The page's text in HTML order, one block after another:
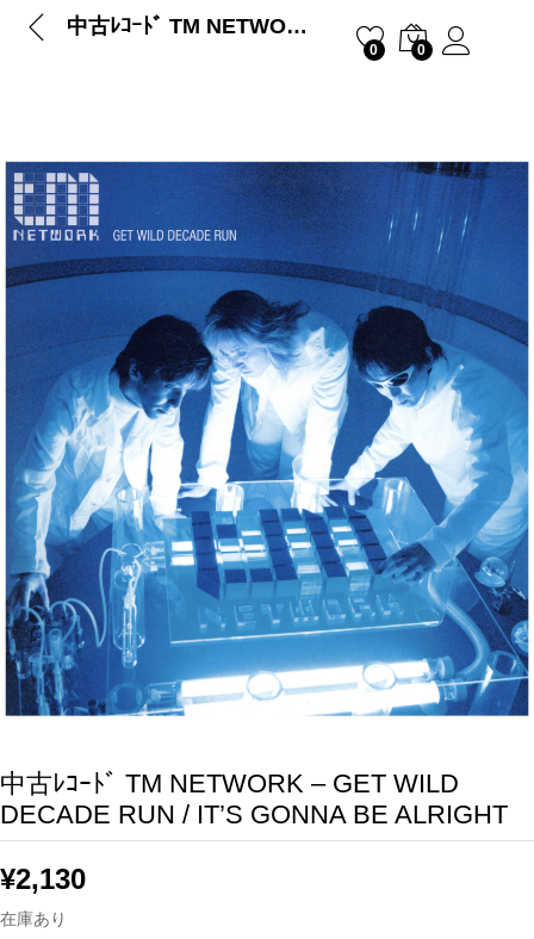
中古ﾚｺｰﾄﾞ TM NETWORK – GET WILD DECADE RUN / IT’S GONNA BE ALRIGHT
0 0
中古ﾚｺｰﾄﾞ TM NETWORK – GET WILD
DECADE RUN / IT’S GONNA BE ALRIGHT
¥2,130
在庫あり